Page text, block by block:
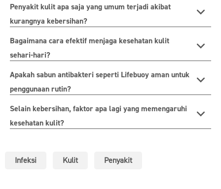
Penyakit kulit apa saja yang umum terjadi akibat
kurangnya kebersihan?
Bagaimana cara efektif menjaga kesehatan kulit
sehari-hari?
Apakah sabun antibakteri seperti Lifebuoy aman untuk
penggunaan rutin?
Selain kebersihan, faktor apa lagi yang memengaruhi
kesehatan kulit?
Infeksi Kulit Penyakit